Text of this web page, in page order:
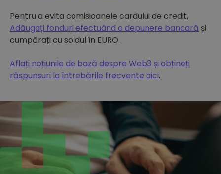
Pentru a evita comisioanele cardului de credit,
Adăugați fonduri efectuând o depunere bancară și
cumpărați cu soldul în EURO.
Aflați noțiunile de bază despre Web3 și obțineți
răspunsuri la întrebările frecvente aici.